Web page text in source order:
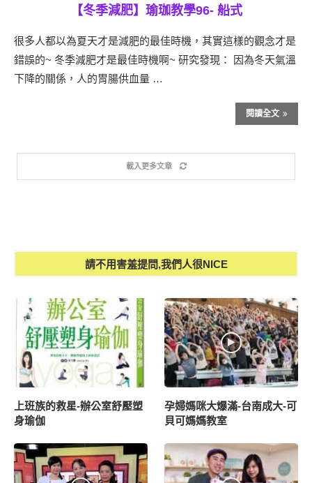
【冬季減肥】瑜珈教學96- 船式
很多人都以為夏天才是減肥的最佳時機，其實這樣的觀念才是
錯誤的~ 冬季減肥才是最佳時機啊~ 研究發現： 因為冬天氣溫
下降的關係，人的胃腸供血量 …
閱讀全文
載入更多文章
請不用害羞提問,我們人很NICE
上班族的救星-辦公室舒壓塑
身瑜伽
孕婦媽咪大爆滿-台南成大-可
貝可媽媽教室